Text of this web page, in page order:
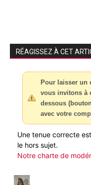
RÉAGISSEZ À CET
Pour laisser un
vous invitons à
dessous
avec votre
Une tenue correcte
le hors sujet.
Notre charte de